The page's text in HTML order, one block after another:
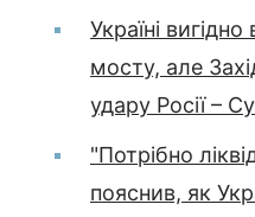
Україні
мосту, але
удару Росії –
"Потрібно
пояснив, як